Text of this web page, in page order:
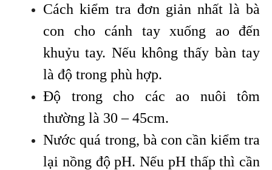
Cách kiểm tra đơn giản nhất là bà
con cho cánh tay xuống ao đến
khuỷu tay. Nếu không thấy bàn tay
là độ trong phù hợp.
Độ trong cho các ao nuôi tôm
thường là 30 – 45cm.
Nước quá trong, bà con cần kiểm tra
lại nồng độ pH. Nếu pH thấp thì cần